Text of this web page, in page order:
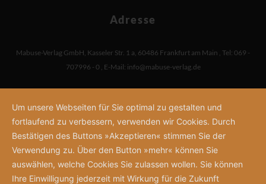
Adresse
Mabuse-Verlag GmbH, Kasseler Str. 1 a, 60486 Frankfurt am Main , Tel: 069 -
707996 - 0 , E-Mail: info@mabuse-verlag.de
Um unsere Webseiten für Sie optimal zu gestalten und
fortlaufend zu verbessern, verwenden wir Cookies. Durch
Bestätigen des Buttons »Akzeptieren« stimmen Sie der
Verwendung zu. Über den Button »mehr« können Sie
auswählen, welche Cookies Sie zulassen wollen. Sie können
Ihre Einwilligung jederzeit mit Wirkung für die Zukunft